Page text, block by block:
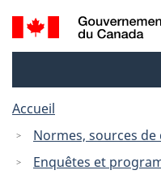
Recherche
et
Accueil
Normes, sources
Enquêtes et